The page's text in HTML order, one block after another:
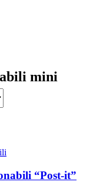
mini
“Post-it”